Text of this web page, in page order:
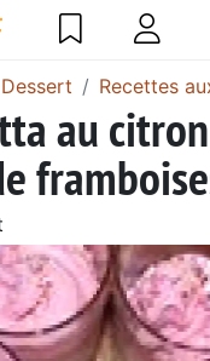
Dessert Recettes
au